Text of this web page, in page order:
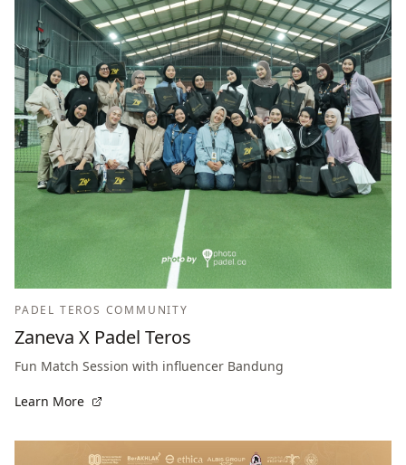
PADEL TEROS COMMUNITY
Zaneva X Padel Teros
Fun Match Session with influencer Bandung
Learn More